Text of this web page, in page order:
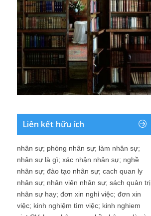
Liên kết hữu ích
nhân sự; phòng nhân sự; làm nhân sự;
nhân sự là gì; xác nhận nhân sự; nghề
nhân sự; đào tạo nhân sự; cach quan ly
nhân sự; nhân viên nhân sự; sách quản trị
nhân sự hay; đơn xin nghỉ việc; đơn xin
việc; kinh nghiệm tìm việc; kinh nghiem